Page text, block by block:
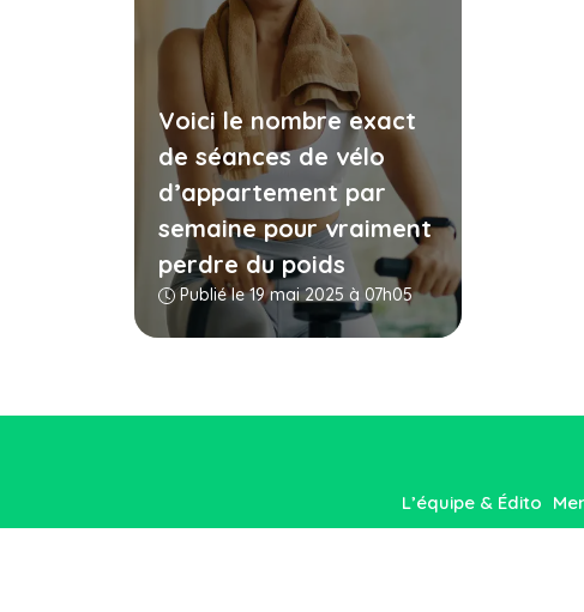
Voici le nombre exact
de séances de vélo
d’appartement par
semaine pour vraiment
perdre du poids
Publié le 19 mai 2025 à 07h05
L’équipe & Édito